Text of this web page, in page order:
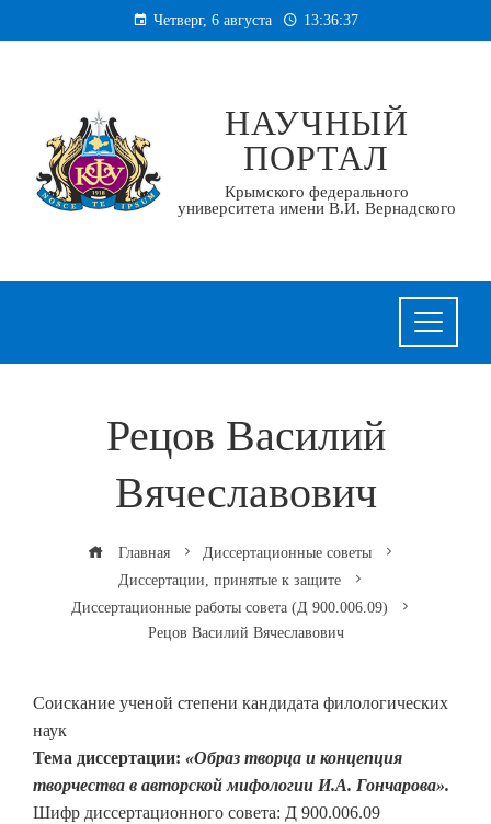
к
Четверг, 6 августа 13:36:37
НАУЧНЫЙ
ПОРТАЛ
Крымского федерального
университета имени В.И. Вернадского
Рецов Василий
Вячеславович
Главная
Диссертационные советы
Диссертации, принятые к защите
Диссертационные работы совета (Д 900.006.09)
Рецов Василий Вячеславович
Соискание ученой степени кандидата филологических
наук
Тема диссертации: «Образ творца и концепция
творчества в авторской мифологии И.А. Гончарова».
Шифр диссертационного совета: Д 900.006.09